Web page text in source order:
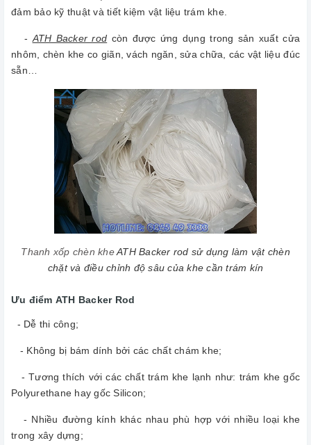
đảm bảo kỹ thuật và tiết kiệm vật liệu trám khe.
- ATH Backer rod còn được ứng dụng trong sản xuất cửa
nhôm, chèn khe co giãn, vách ngăn, sửa chữa, các vật liệu đúc
sẵn…
Thanh xốp chèn kheATH Backer rod sử dụng làm vật chèn
chặt và điều chỉnh độ sâu của khe cần trám kín
Ưu điểm ATH Backer Rod
- Dễ thi công;
- Không bị bám dính bởi các chất chám khe;
- Tương thích với các chất trám khe lạnh như: trám khe gốc
Polyurethane hay gốc Silicon;
- Nhiều đường kính khác nhau phù hợp với nhiều loại khe
trong xây dựng;